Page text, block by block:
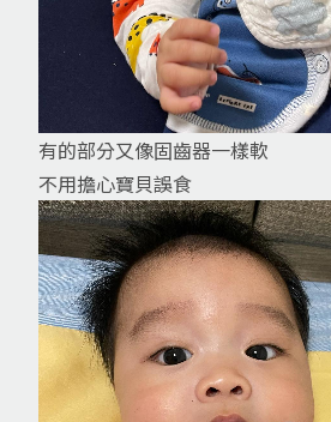
有的部分又像固齒器一樣軟
不用擔心寶貝誤食